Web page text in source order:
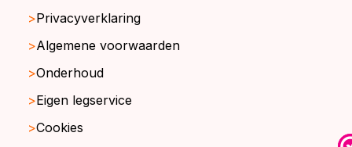
Privacyverklaring
Algemene voorwaarden
Onderhoud
Eigen legservice
Cookies